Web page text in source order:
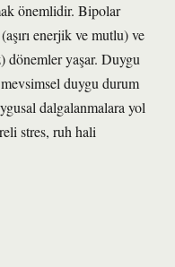
önemlidir. Bipolar
enerjik ve mutlu) ve
dönemler yaşar. Duygu
duygu durum
dalgalanmalara yol
stres, ruh hali